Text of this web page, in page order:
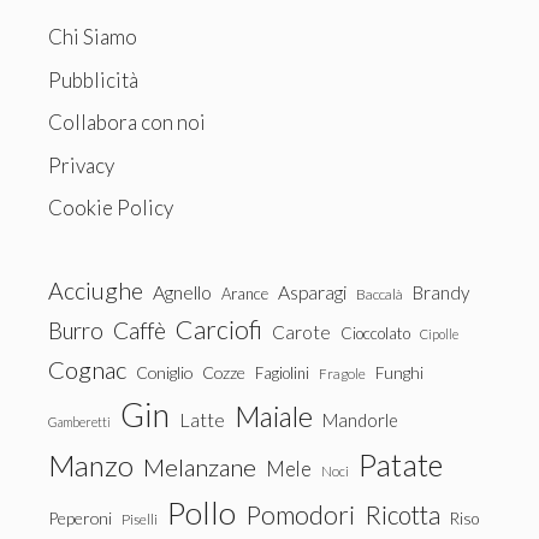
Chi Siamo
Pubblicità
Collabora con noi
Privacy
Cookie Policy
Acciughe Agnello Arance Asparagi Baccalà Brandy
Burro Caffè Carciofi Carote Cioccolato Cipolle
Cognac Coniglio Cozze Fagiolini Fragole Funghi
Gamberetti Gin Latte Maiale Mandorle
Manzo Melanzane Mele Noci Patate
Peperoni Piselli Pollo Pomodori Ricotta Riso